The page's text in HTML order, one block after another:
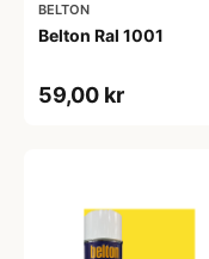
BELTON
Belton Ral 1001
59,00 kr